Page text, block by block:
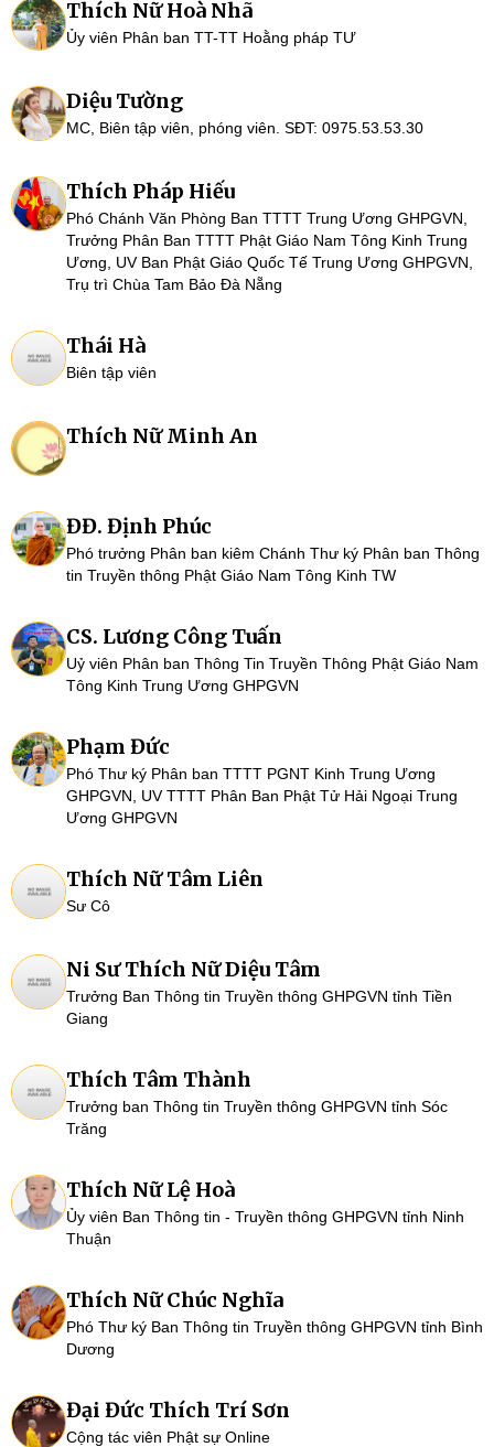
Thích Nữ Hoà Nhã
Ủy viên Phân ban TT-TT Hoằng pháp TƯ
Diệu Tường
MC, Biên tập viên, phóng viên. SĐT: 0975.53.53.30
Thích Pháp Hiếu
Phó Chánh Văn Phòng Ban TTTT Trung Ương GHPGVN,
Trưởng Phân Ban TTTT Phật Giáo Nam Tông Kinh Trung
Ương, UV Ban Phật Giáo Quốc Tế Trung Ương GHPGVN,
Trụ trì Chùa Tam Bảo Đà Nẵng
Thái Hà
Biên tập viên
Thích Nữ Minh An
ĐĐ. Định Phúc
Phó trưởng Phân ban kiêm Chánh Thư ký Phân ban Thông
tin Truyền thông Phật Giáo Nam Tông Kinh TW
CS. Lương Công Tuấn
Uỷ viên Phân ban Thông Tin Truyền Thông Phật Giáo Nam
Tông Kinh Trung Ương GHPGVN
Phạm Đức
Phó Thư ký Phân ban TTTT PGNT Kinh Trung Ương
GHPGVN, UV TTTT Phân Ban Phật Tử Hải Ngoại Trung
Ương GHPGVN
Thích Nữ Tâm Liên
Sư Cô
Ni Sư Thích Nữ Diệu Tâm
Trưởng Ban Thông tin Truyền thông GHPGVN tỉnh Tiền
Giang
Thích Tâm Thành
Trưởng ban Thông tin Truyền thông GHPGVN tỉnh Sóc
Trăng
Thích Nữ Lệ Hoà
Ủy viên Ban Thông tin - Truyền thông GHPGVN tỉnh Ninh
Thuận
Thích Nữ Chúc Nghĩa
Phó Thư ký Ban Thông tin Truyền thông GHPGVN tỉnh Bình
Dương
Đại Đức Thích Trí Sơn
Cộng tác viên Phật sự Online